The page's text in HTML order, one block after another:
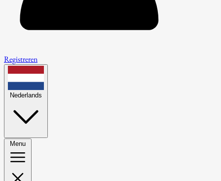
Registreren
Nederlands
Menu